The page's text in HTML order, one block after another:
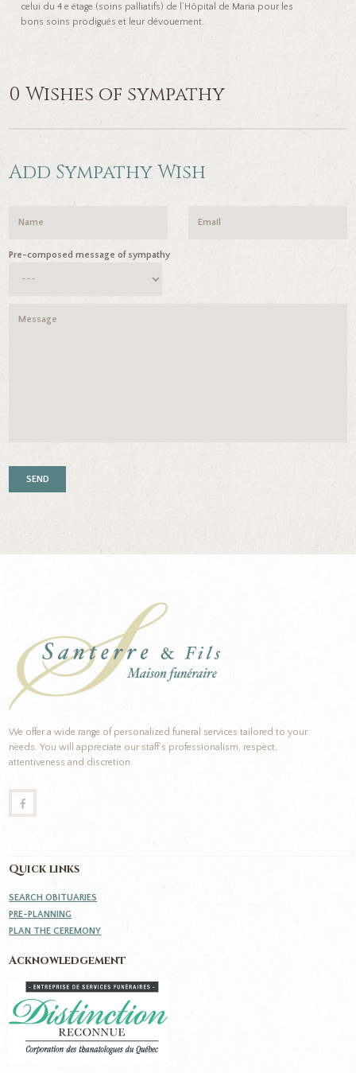
celui du 4 e étage (soins palliatifs) de l’Hôpital de Maria pour les
bons soins prodigués et leur dévouement.
0 Wishes of sympathy
Add Sympathy Wish
Pre-composed message of sympathy
We offer a wide range of personalized funeral services tailored to your
needs. You will appreciate our staff’s professionalism, respect,
attentiveness and discretion.
Quick links
SEARCH OBITUARIES
PRE-PLANNING
PLAN THE CEREMONY
Acknowledgement